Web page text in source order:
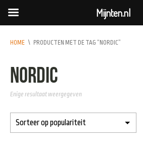
HOME \ PRODUCTEN MET DE TAG “NORDIC”
nordic
Enige resultaat weergegeven
Mijnten.nl